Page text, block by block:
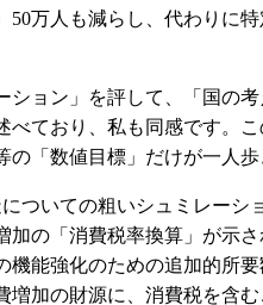
50万人も減らし、代わりに
ション」を評して、「国の
べており、私も同感です。
の「数値目標」だけが一人
ついての粗いシュミレーシ
加の「消費税率換算」が示
機能強化のための追加的所
増加の財源に、消費税を含